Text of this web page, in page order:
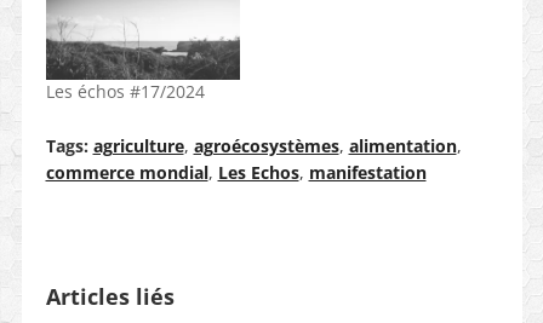
Les échos #17/2024
Tags: agriculture, agroécosystèmes, alimentation,
commerce mondial, Les Echos, manifestation
Articles liés